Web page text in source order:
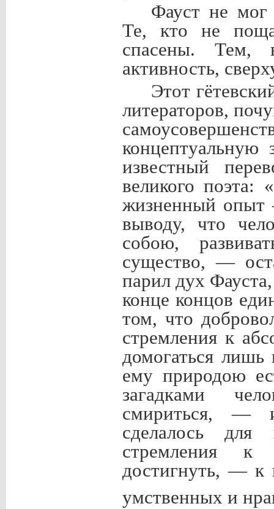
Фауст не мог
Те, кто не
спасены. Тем,
активность,
Этот
литераторов,
концептуальную
известный
великого
жизненный опыт
выводу, что
собою,
существо, —
парил дух
конце концов
том, что
стремления к
домогаться
ему природою
загадками
смириться, —
сделалось
стремления
достигнуть, — к
умственных и